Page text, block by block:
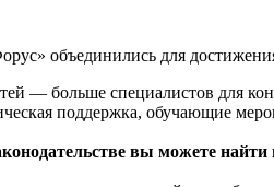
объединились для
— больше специалистов для
поддержка, обучающие
вы можете